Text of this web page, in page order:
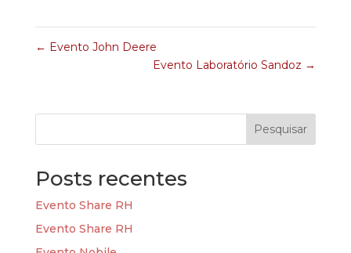
← Evento John Deere
Evento Laboratório Sandoz →
Pesquisar
Posts recentes
Evento Share RH
Evento Share RH